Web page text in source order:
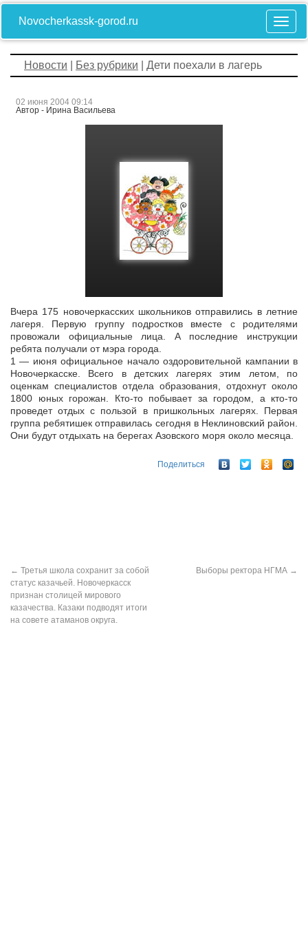
Novocherkassk-gorod.ru
Новости Без рубрики | Дети поехали в лагерь
02 июня 2004 09:14
Автор - Ирина Васильева
Вчера 175 новочеркасских школьников отправились в летние
лагеря. Первую группу подростков вместе с родителями
провожали официальные лица. А последние инструкции
ребята получали от мэра города.
1 — июня официальное начало оздоровительной кампании в
Новочеркасске. Всего в детских лагерях этим летом, по
оценкам специалистов отдела образования, отдохнут около
1800 юных горожан. Кто-то побывает за городом, а кто-то
проведет отдых с пользой в пришкольных лагерях. Первая
группа ребятишек отправилась сегодня в Неклиновский район.
Они будут отдыхать на берегах Азовского моря около месяца.
Поделиться
← Третья школа сохранит за собой
статус казачьей. Новочеркасск
признан столицей мирового
казачества. Казаки подводят итоги
на совете атаманов округа.
Выборы ректора НГМА →